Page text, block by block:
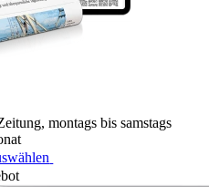
montags bis samstags